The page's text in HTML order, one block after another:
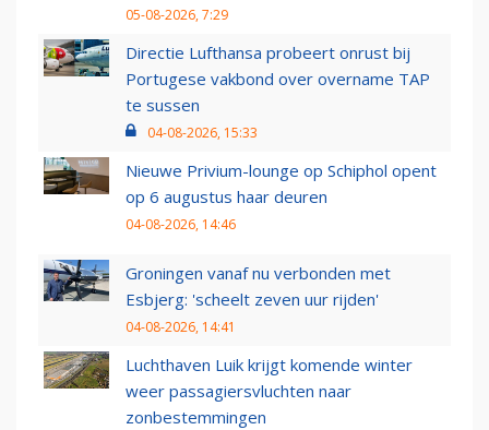
05-08-2026, 7:29
Directie Lufthansa probeert onrust bij
Portugese vakbond over overname TAP
te sussen
04-08-2026, 15:33
Nieuwe Privium-lounge op Schiphol opent
op 6 augustus haar deuren
04-08-2026, 14:46
Groningen vanaf nu verbonden met
Esbjerg: 'scheelt zeven uur rijden'
04-08-2026, 14:41
Luchthaven Luik krijgt komende winter
weer passagiersvluchten naar
zonbestemmingen